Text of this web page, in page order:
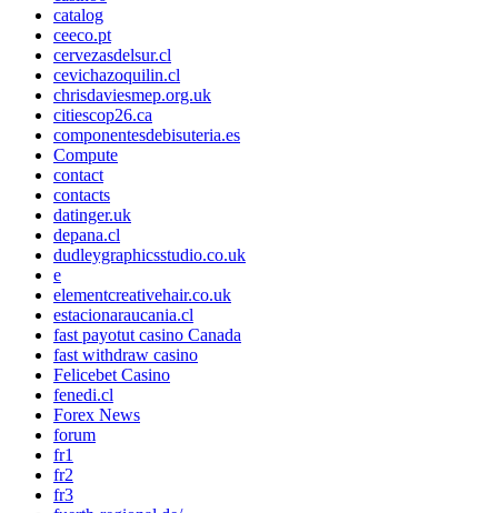
catalog
ceeco.pt
cervezasdelsur.cl
cevichazoquilin.cl
chrisdaviesmep.org.uk
citiescop26.ca
componentesdebisuteria.es
Compute
contact
contacts
datinger.uk
depana.cl
dudleygraphicsstudio.co.uk
e
elementcreativehair.co.uk
estacionaraucania.cl
fast payotut casino Canada
fast withdraw casino
Felicebet Casino
fenedi.cl
Forex News
forum
fr1
fr2
fr3